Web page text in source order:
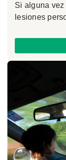
Si alguna
lesiones